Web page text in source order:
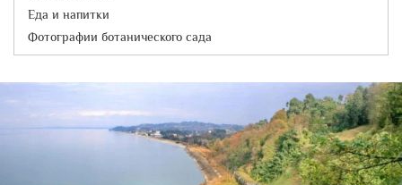
Еда и напитки
Фотографии ботанического сада